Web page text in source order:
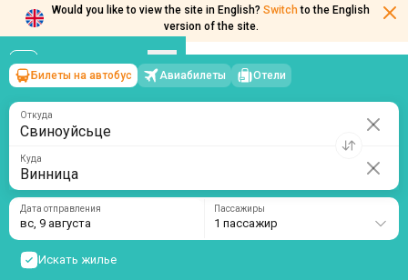
Would you like to view the site in English? Switch to the English
version of the site.
Свиноуйсьце Винница
Билеты на автобус Авиабилеты Отели
Куда
Дата отправления
вс, 9 августа
Искать жилье